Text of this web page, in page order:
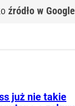
źródło w Google
już nie takie